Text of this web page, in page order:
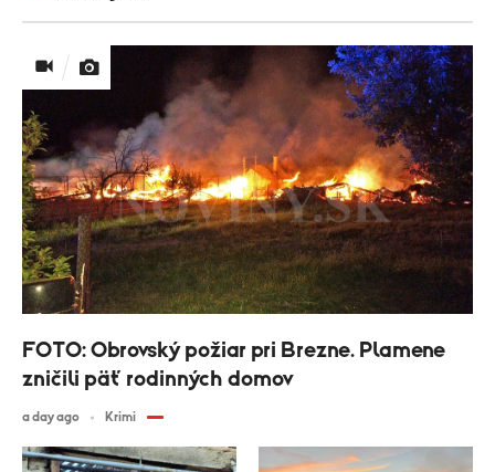
FOTO: Obrovský požiar pri Brezne. Plamene
zničili päť rodinných domov
a day ago Krimi